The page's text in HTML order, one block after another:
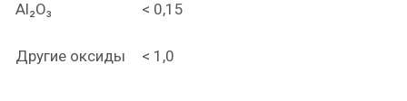
Al₂O₃ < 0,15
Другие оксиды < 1,0